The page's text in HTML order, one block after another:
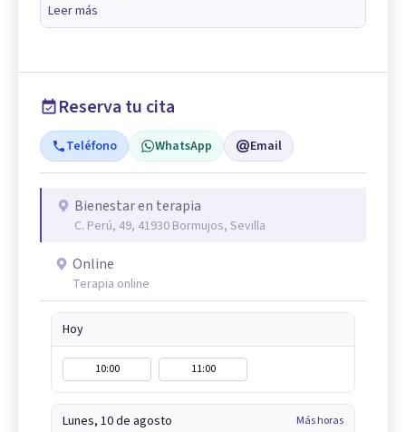
Leer más
Reserva tu cita
Teléfono WhatsApp Email
Bienestar en terapia
C. Perú, 49, 41930 Bormujos, Sevilla
Online
Terapia online
Hoy
10:00 11:00
Lunes, 10 de agosto Más horas